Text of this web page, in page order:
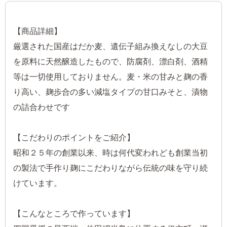
【商品詳細】
厳選された国産はだか麦、遺伝子組み換えなしの大豆
を原料に天然醸造したもので、防腐剤、漂白剤、酒精
等は一切使用しておりません。麦・米の甘みと麹の香
り高い、麹歩合の多い減塩タイプの甘口みそと、漬物
の詰合わせです
【こだわりのポイントをご紹介】
昭和２５年の創業以来、時は何代変われども創業当初
の製法で手作り麹にこだわりながら伝統の味を守り続
けています。
【こんなところで作っています】